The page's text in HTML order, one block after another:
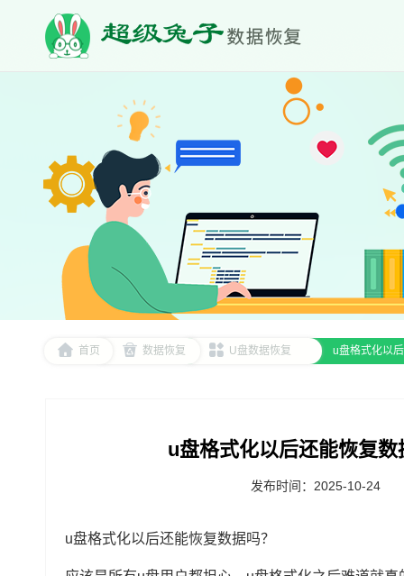
首页 数据恢复 U盘数据恢复 u盘格式化以
u盘格式化以后还能恢复
发布时间：2025-10-24
u盘格式化以后还能恢复数据吗？